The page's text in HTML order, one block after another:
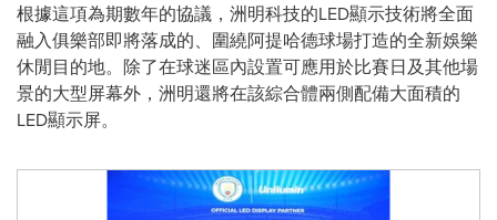
根據這項為期數年的協議，洲明科技的LED顯示技術將全面
融入俱樂部即將落成的、圍繞阿提哈德球場打造的全新娛樂
休閒目的地。除了在球迷區內設置可應用於比賽日及其他場
景的大型屏幕外，洲明還將在該綜合體兩側配備大面積的
LED顯示屏。